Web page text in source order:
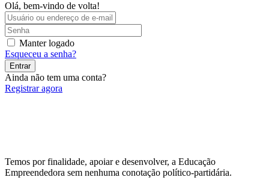
Olá, bem-vindo de volta!
Manter logado
Esqueceu a senha?
Entrar
Ainda não tem uma conta?
Registrar agora
Temos por finalidade, apoiar e desenvolver, a Educação
Empreendedora sem nenhuma conotação político-partidária.